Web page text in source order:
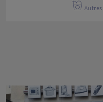
Autres